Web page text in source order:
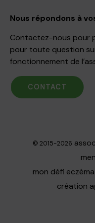
Nous répondons à
Contactez-nous pour
pour toute question
fonctionnement de
CONTACT
© 2015-2026
mon défi
création